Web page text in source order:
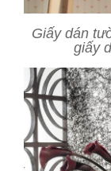
Giấy dán
giấy